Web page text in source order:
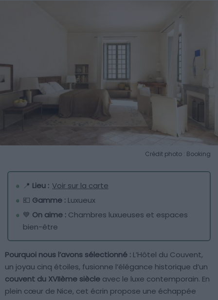
Crédit photo : Booking
📍 Lieu : Voir sur la carte
💶 Gamme : Luxueux
💙 On aime : Chambres luxueuses et espaces
bien-être
Pourquoi nous l’avons sélectionné : L’Hôtel du Couvent,
un joyau cinq étoiles, fusionne l’élégance historique d’un
couvent du XVIIème siècle avec le luxe contemporain. En
plein cœur de Nice, cet écrin propose une échappée